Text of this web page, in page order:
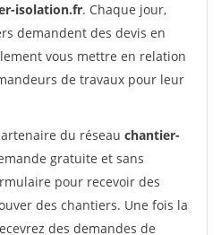
isolation.fr. Chaque jour,
demandent des devis en
vous mettre en relation
de travaux pour leur
du réseau chantier-
gratuite et sans
pour recevoir des
des chantiers. Une fois la
des demandes de